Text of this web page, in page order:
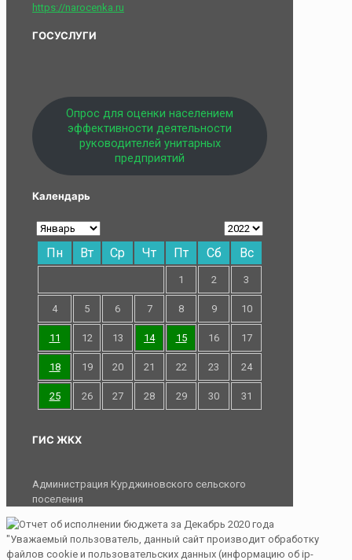
https://narocenka.ru
ГОСУСЛУГИ
Опрос для оценки населением
эффективности деятельности
руководителей унитарных
предприятий
Календарь
Пн Вт Ср Чт Пт Сб Вс
1 2 3
4 5 6 7 8 9 10
11 12 13 14 15 16 17
18 19 20 21 22 23 24
25 26 27 28 29 30 31
ГИС ЖКХ
Администрация Курджиновского сельского
поселения
"Уважаемый пользователь, данный сайт производит обработку
файлов cookie и пользовательских данных (информацию об ip-